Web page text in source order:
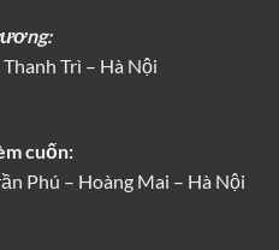
Trì – Hà Nội
cuốn:
Phú – Hoàng Mai – Hà Nội